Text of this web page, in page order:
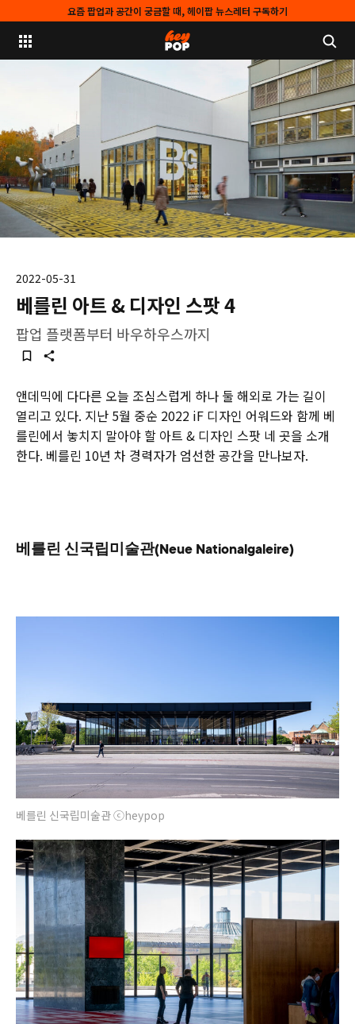
요즘 팝업과 공간이 궁금할 때, 헤이팝 뉴스레터 구독하기
2022-05-31
베를린 아트 & 디자인 스팟 4
팝업 플랫폼부터 바우하우스까지
앤데믹에 다다른 오늘 조심스럽게 하나 둘 해외로 가는 길이
열리고 있다. 지난 5월 중순 2022 iF 디자인 어워드와 함께 베
를린에서 놓치지 말아야 할 아트 & 디자인 스팟 네 곳을 소개
한다. 베를린 10년 차 경력자가 엄선한 공간을 만나보자.
베를린 신국립미술관(Neue Nationalgaleire)
베를린 신국립미술관 ⓒheypop